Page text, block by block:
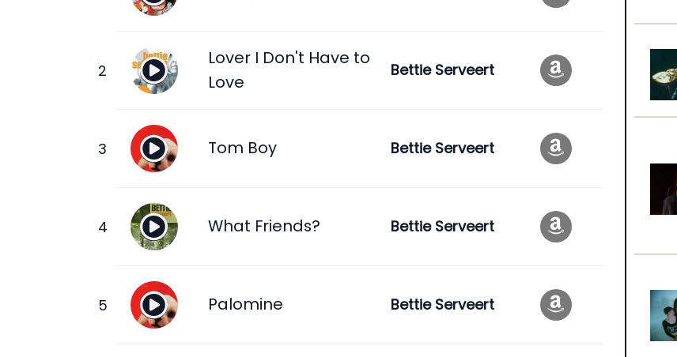
Lover I Don't Have to
Love
Bettie Serveert
Tom Boy Bettie Serveert
What Friends? Bettie Serveert
Palomine Bettie Serveert